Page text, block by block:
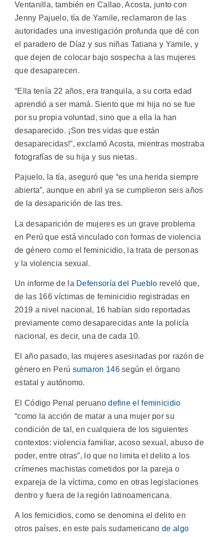
Ventanilla, también en Callao, Acosta, junto con
Jenny Pajuelo, tía de Yamile, reclamaron de las
autoridades una investigación profunda que dé con
el paradero de Díaz y sus niñas Tatiana y Yamile, y
que dejen de colocar bajo sospecha a las mujeres
que desaparecen.
“Ella tenía 22 años, era tranquila, a su corta edad
aprendió a ser mamá. Siento que mi hija no se fue
por su propia voluntad, sino que a ella la han
desaparecido. ¡Son tres vidas que están
desaparecidas!”, exclamó Acosta, mientras mostraba
fotografías de su hija y sus nietas.
Pajuelo, la tía, aseguró que “es una herida siempre
abierta”, aunque en abril ya se cumplieron seis años
de la desaparición de las tres.
La desaparición de mujeres es un grave problema
en Perú que está vinculado con formas de violencia
de género como el feminicidio, la trata de personas
y la violencia sexual.
Un informe de la Defensoría del Pueblo reveló que,
de las 166 víctimas de feminicidio registradas en
2019 a nivel nacional, 16 habían sido reportadas
previamente como desaparecidas ante la policía
nacional, es decir, una de cada 10.
El año pasado, las mujeres asesinadas por razón de
género en Perú sumaron 146según el órgano
estatal y autónomo.
El Código Penal peruanodefine el feminicidio
“como la acción de matar a una mujer por su
condición de tal, en cualquiera de los siguientes
contextos: violencia familiar, acoso sexual, abuso de
poder, entre otras”, lo que no limita el delito a los
crímenes machistas cometidos por la pareja o
expareja de la víctima, como en otras legislaciones
dentro y fuera de la región latinoamericana.
A los femicidios, como se denomina el delito en
otros países, en este país sudamericano de algo